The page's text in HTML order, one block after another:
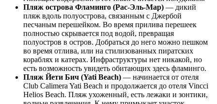
Пляж острова Фламинго (Рас-Эль-Мар) — дикий
пляж вдоль полуострова, связанным с Джербой
песчаным перешейком. Во время прилива перешеек
полностью скрывается под водой, превращая
полуостров в остров. Добраться до него можно пешком
во время отлива, или на стилизованных пиратских
кораблях и катерах. Инфраструктуры нет никакой, но
есть возможность увидеть обитающих здесь фламинго.
Пляж Йети Бич (Yati Beach) — начинается от отеля
Club Calimera Yati Beach и продолжается до отеля Vincci
Helios Beach. Пляж ухоженный, есть лежаки и зонтики,